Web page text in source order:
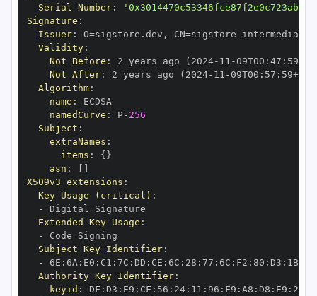
Serial Number:
Signature :
Issuer: O=sigstore.dev , CN=sigstore -
Validity:
Not Before : 2 years ago (2024- 11 -09T00 : 47 : 59+00
Not After: 2 years ago (2024- 11 -09T00 : 57 : 59+00
Algorithm:
name :
namedCurve : P- 256
Subject :
extraNames :
items : { }
asn :
X509v3 extensions :
Key Usage (critical) :
-
Extended Key Usage :
-
Subject Key Identifier:
-
6E : 6A : E0 : C1 : 7C : DD : CE : 6C : 28 : 77 : 6C : F2 : 80 : D3 : 1B:
Authority Key Identifier:
keyid : DF : D3 : E9 : CF : 56 : 24: 11 : 96 : F9 : A8 : D8 : E9 : 28